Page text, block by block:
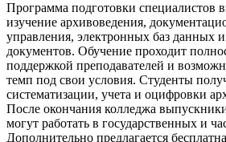
Программа подготовки специалистов
изучение архивоведения,
управления, электронных баз данных
документов. Обучение проходит
поддержкой преподавателей и
темп под свои условия. Студенты
систематизации, учета и оцифровки
После окончания колледжа
могут работать в государственных и
Дополнительно предлагается